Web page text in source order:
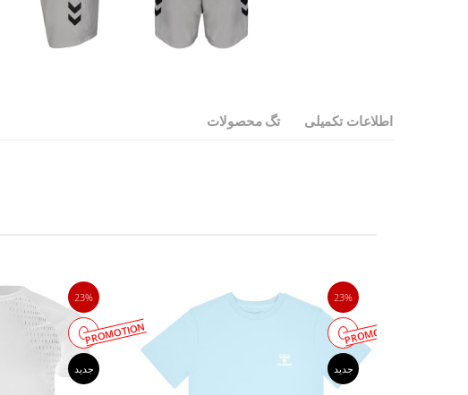
اطلاعات تکمیلی تگ محصولات
23%
PROMOTION
جدید
23%
PROMOTION
جدید